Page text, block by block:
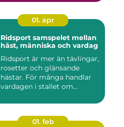
01. apr
Ridsport samspelet mellan
häst, människa och vardag
Ridsport är mer än tävlingar,
rosetter och glänsande
hästar. För många handlar
vardagen i stallet om...
01. feb